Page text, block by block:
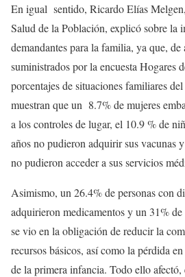
En igual sentido, Ricardo Elías
Salud de la Población, explicó sobre la
demandantes para la familia, ya que,
suministrados por la encuesta Hogares
porcentajes de situaciones familiares
muestran que un 8.7% de mujeres
a los controles de lugar, el 10.9 % de
años no pudieron adquirir sus vacunas
no pudieron acceder a sus servicios
Asimismo, un 26.4% de personas con
adquirieron medicamentos y un 31%
se vio en la obligación de reducir la
recursos básicos, así como la pérdida
de la primera infancia. Todo ello